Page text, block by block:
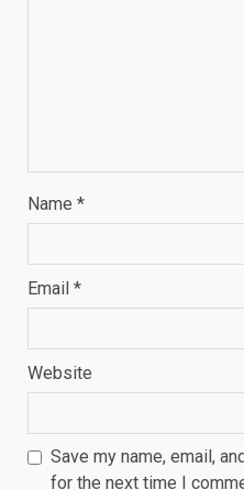
Name *
Email *
Website
Save my name, email,
for the next time I